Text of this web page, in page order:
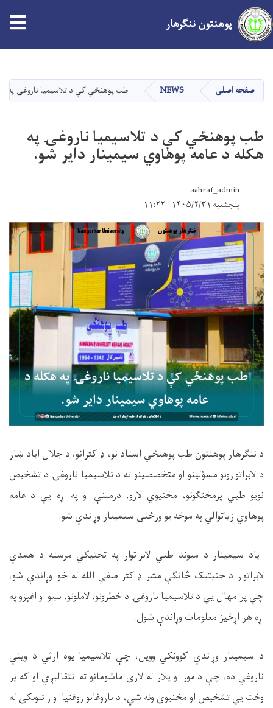
main
content
پوهنتون ننګرهار
صفحه اصلی NEWS طب پوهنځي کې د تلاسیمیا ناروغۍ په
طب پوهنځي کې د تلاسیمیا ناروغۍ په
هکله د عامه پوهاوي سيمینار دایر شو.
ashraf_admin
پنجشنبه ۱۴۰۵/۲/۳۱ - ۱۱:۲۲
د ننګرهار پوهنتون طب پوهنځي استادانو، ډاکترانو، د جلال اباد ښار
د لابراتوارونو مسؤلینو او متخصصینو ته د تلاسیمیا ناروغۍ د تشخیص
نویو طبي پرمختګونو، مخنیوي لارو، درملنې او په اړه یې د عامه
پوهاوي زیاتوالي په موخه یو ورځنی سيمینار وړاندې شو.
یاد سيمينار د میوند طبي لابراتوار په تخنیکي مرسته د همدې
لابراتوار د جنیتیک څانګې مشر ډاکتر صفي الله له خوا وړاندې شو،
چې پر مهال یې د تلاسیمیا ناروغۍ د خطرونو، لاملونو، نښو او اغېزو په
اړه هر اړخیز معلومات وړاندې شول.
د سيمینار وړاندې کوونکي وویل، چې تلاسیمیا یوه ارثي د وینې
ناروغي ده، چې د مور او پلار له لارې ماشومانو ته انتقالېږي او که پر
وختیېتشخیص او مخنیوی ونه شي، د ناروغانو روغتیا او راتلونکی له